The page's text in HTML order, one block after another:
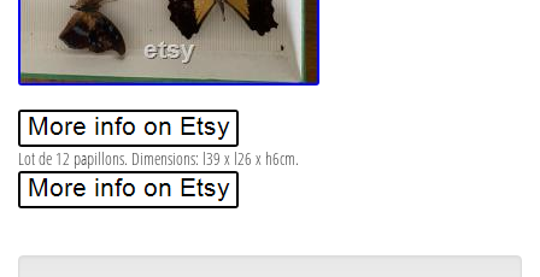
Lot de 12 papillons. Dimensions: l39 x l26 x h6cm.